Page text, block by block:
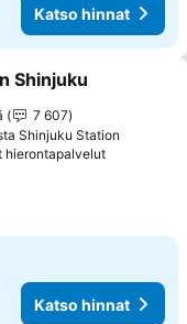
Katso hinnat
Shinjuku
7 607
Shinjuku Station
hierontapalvelutKatso
Katso hinnat